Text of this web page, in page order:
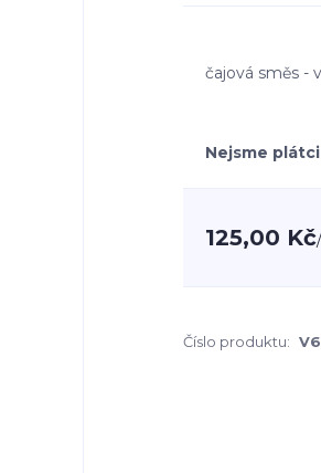
čajová směs -
Nejsme plátci
125,00 Kč/
Číslo produktu: